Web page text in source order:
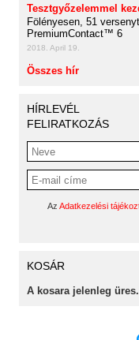
Tesztgyőzelemmel
Fölényesen, 51
PremiumContact™ 6
2018. April 19.
Összes hír
HÍRLEVÉL
FELIRATKOZÁS
Az Adatkezelési
KOSÁR
A kosara jelenleg üres.